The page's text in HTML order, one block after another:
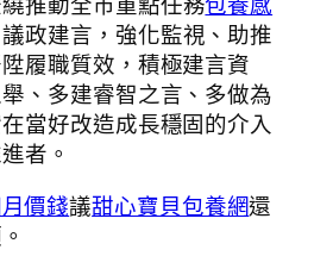
政建言，強化監視、助推
履職質效，積極建言資
、多建睿智之言、多做為
當好改造成長穩固的介入
者。
價錢議甜心寶貝包養網還